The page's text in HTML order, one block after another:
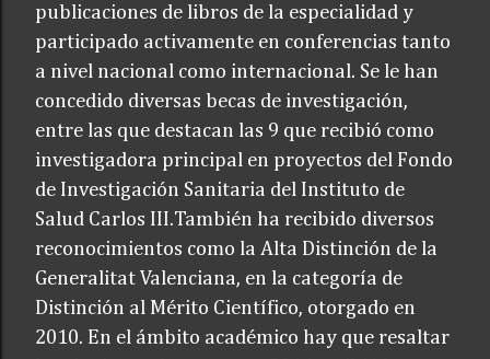
publicaciones de libros de la especialidad y
participado activamente en conferencias tanto
a nivel nacional como internacional. Se le han
concedido diversas becas de investigación,
entre las que destacan las 9 que recibió como
investigadora principal en proyectos del Fondo
de Investigación Sanitaria del Instituto de
Salud Carlos III.También ha recibido diversos
reconocimientos como la Alta Distinción de la
Generalitat Valenciana, en la categoría de
Distinción al Mérito Científico, otorgado en
2010. En el ámbito académico hay que resaltar